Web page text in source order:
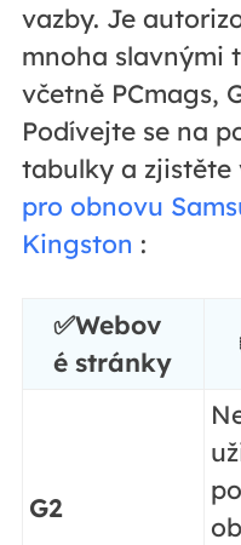
vazby. Je
mnoha slavnými
včetně PCmags,
Podívejte se na
tabulky a zjistěte
pro obnovu
Kingston :
✅Webov
é stránky
G2